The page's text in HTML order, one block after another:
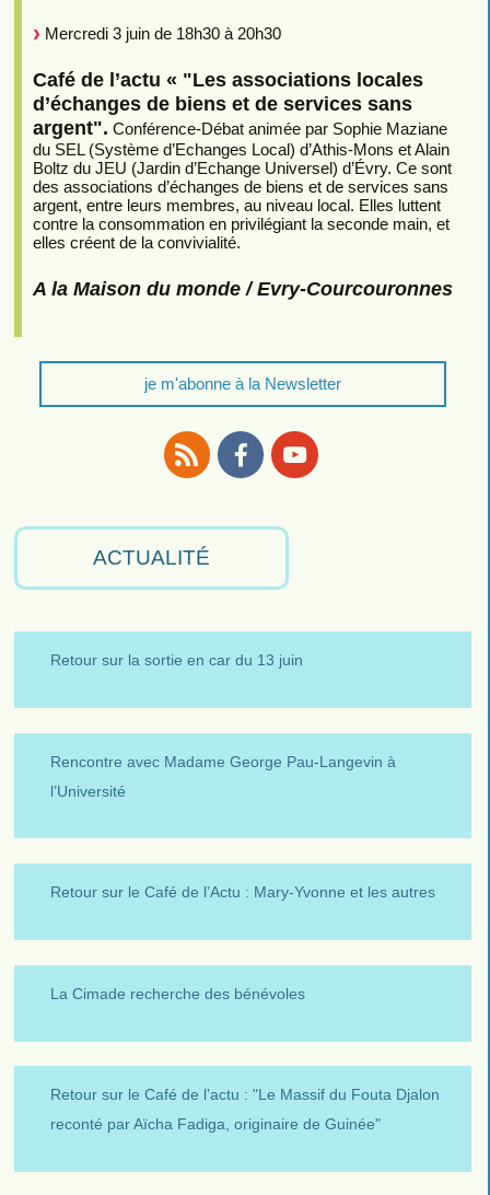
Mercredi 3 juin de 18h30 à 20h30
Café de l’actu « "Les associations locales
d’échanges de biens et de services sans
argent". Conférence-Débat animée par Sophie Maziane
du SEL (Système d’Echanges Local) d’Athis-Mons et Alain
Boltz du JEU (Jardin d’Echange Universel) d’Évry. Ce sont
des associations d’échanges de biens et de services sans
argent, entre leurs membres, au niveau local. Elles luttent
contre la consommation en privilégiant la seconde main, et
elles créent de la convivialité.
A la Maison du monde / Evry-Courcouronnes
je m'abonne à la Newsletter
ACTUALITÉ
Retour sur la sortie en car du 13 juin
Rencontre avec Madame George Pau-Langevin à
l’Université
Retour sur le Café de l’Actu : Mary-Yvonne et les autres
La Cimade recherche des bénévoles
Retour sur le Café de l’actu : "Le Massif du Fouta Djalon
reconté par Aïcha Fadiga, originaire de Guinée"